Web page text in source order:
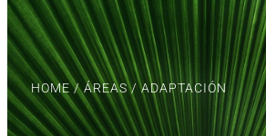
HOME/ÁREAS/ ADAPTACIÓN